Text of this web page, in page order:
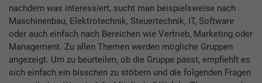
nachdem was interessiert, sucht man beispielsweise nach
Maschinenbau, Elektrotechnik, Steuertechnik, IT, Software
oder auch einfach nach Bereichen wie Vertrieb, Marketing oder
Management. Zu allen Themen werden mögliche Gruppen
angezeigt. Um zu beurteilen, ob die Gruppe passt, empfiehlt es
sich einfach ein bisschen zu stöbern und die folgenden Fragen